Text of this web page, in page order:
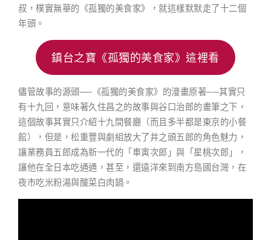
叔，樸實無華的《孤獨的美食家》，就這樣默默走了十二個
年頭。
鎮台之寶《孤獨的美食家》這裡看
儘管故事的源頭──《孤獨的美食家》的漫畫原著──其實只
有十九回，意味著久住昌之的故事與谷口治郎的畫筆之下，
這個故事其實只介紹十九間餐廳（而且多半都是東京的小餐
館），但是，松重豐與劇組放大了井之頭五郎的角色魅力，
讓業務員五郎成為新一代的「車寅次郎」與「星桃次郎」，
讓他在全日本吃通通，甚至，還遠洋來到南方島國台灣，在
夜市吃米粉湯與酸菜白肉鍋。